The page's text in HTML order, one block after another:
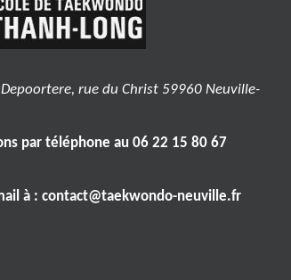
Depoortere, rue du Christ 59960 Neuville-
par téléphone au 06 22 15 80 67
à : contact@taekwondo-neuville.fr